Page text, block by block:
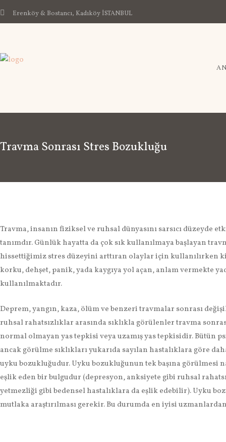
Erenköy & Bostancı, Kadıköy İSTANBUL
Travma Sonrası Stres Bozukluğu
Travma, insanın fiziksel ve ruhsal dünyasını sarsıcı düzeyde
tanımdır. Günlük hayatta da çok sık kullanılmaya başlayan
hissettiğimiz stres düzeyini arttıran olaylar için kullanılırken
korku, dehşet, panik, yada kaygıya yol açan, anlam vermekte
kullanılmaktadır.
Deprem, yangın, kaza, ölüm ve benzeri travmalar sonrası
ruhsal rahatsızlıklar arasında sıklıkla görülenler travma
normal olmayan yas tepkisi veya uzamış yas tepkisidir. Bütün
ancak görülme sıklıkları yukarıda sayılan hastalıklara göre
uyku bozukluğudur. Uyku bozukluğunun tek başına görülmesi
eşlik eden bir bulgudur (depresyon, anksiyete gibi ruhsal
yetmezliği gibi bedensel hastalıklara da eşlik edebilir). Uyku
mutlaka araştırılması gerekir. Bu durumda en iyisi